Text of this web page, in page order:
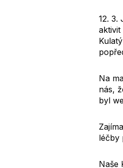
12. 3.
Na
nás,
byl
léčby
Naše